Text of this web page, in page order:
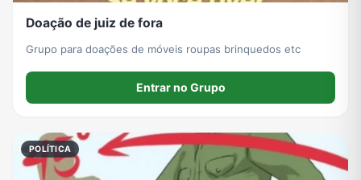
Doação de juiz de fora
Grupo para doações de móveis roupas brinquedos etc
Entrar no Grupo
POLÍTICA